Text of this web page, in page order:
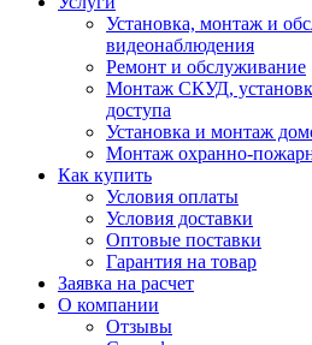
Установка, монтаж и
видеонаблюдения
Ремонт и обслуживание
Монтаж СКУД,
доступа
Установка и монтаж
Монтаж охранно-
Как купить
Условия оплаты
Условия доставки
Оптовые поставки
Гарантия на товар
Заявка на расчет
О компании
Отзывы